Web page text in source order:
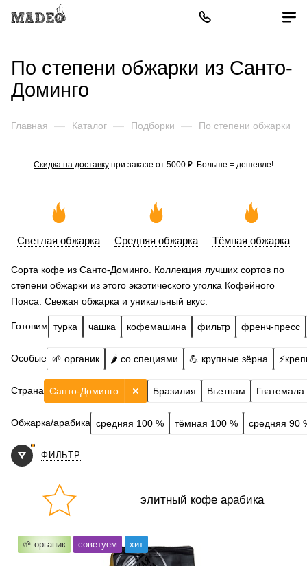
По степени обжарки из Санто-
Доминго
Главная — Каталог — Подборки — По степени обжарки
Скидка на доставку при заказе от 5000 ₽. Больше = дешевле!
Светлая обжарка Средняя обжарка Тёмная обжарка
Сорта кофе из Санто-Доминго. Коллекция лучших сортов по
степени обжарки из этого экзотического уголка Кофейного
Пояса. Свежая обжарка и уникальный вкус.
Готовим турка чашка кофемашина фильтр френч-пресс
Особые 🌱 органик 🌶️ со специями 💪 крупные зёрна
Страна Бразилия Вьетнам Гватемала
Санто-Доминго
Обжарка/арабика средняя 100 % тёмная 100 % средняя 90
ФИЛЬТР
элитный кофе арабика
🌱 органик советуем хит
Готовим чашка, турка, гейзер, френч-пресс, фильтр
средняя